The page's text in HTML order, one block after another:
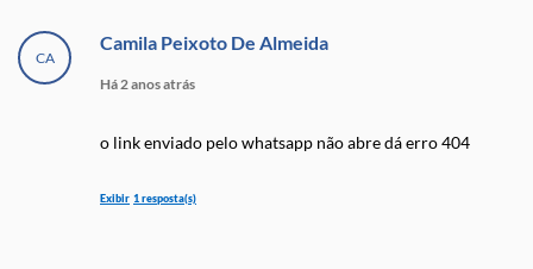
CA
Camila Peixoto De Almeida
Há 2 anos atrás
o link enviado pelo whatsapp não abre dá erro 404
1 resposta(s)